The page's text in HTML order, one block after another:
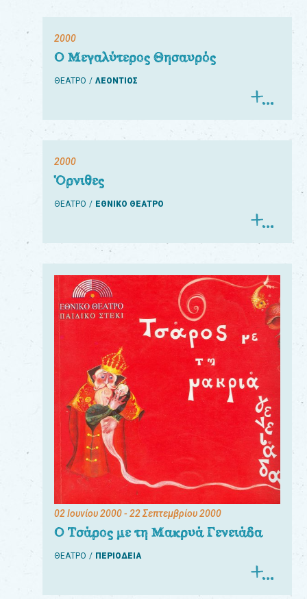
2000
Ο Μεγαλύτερος Θησαυρός
ΘΕΑΤΡΟ ΛΕΟΝΤΙΟΣ
2000
Όρνιθες
ΘΕΑΤΡΟ ΕΘΝΙΚΟ ΘΕΑΤΡΟ
02 Ιουνίου 2000- 22 Σεπτεμβρίου 2000
Ο Τσάρος με τη Μακρυά Γενειάδα
ΘΕΑΤΡΟ ΠΕΡΙΟΔΕΙΑ